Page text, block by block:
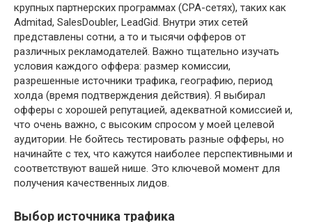
крупных партнерских программах (CPA-сетях), таких как
Admitad, SalesDoubler, LeadGid. Внутри этих сетей
представлены сотни, а то и тысячи офферов от
различных рекламодателей. Важно тщательно изучать
условия каждого оффера: размер комиссии,
разрешенные источники трафика, географию, период
холда (время подтверждения действия). Я выбирал
офферы с хорошей репутацией, адекватной комиссией и,
что очень важно, с высоким спросом у моей целевой
аудитории. Не бойтесь тестировать разные офферы, но
начинайте с тех, что кажутся наиболее перспективными и
соответствуют вашей нише. Это ключевой момент для
получения качественных лидов.
Выбор источника трафика